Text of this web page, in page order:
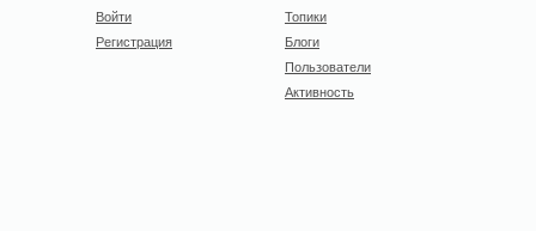
Войти
Регистрация
Топики
Блоги
Пользователи
Активность